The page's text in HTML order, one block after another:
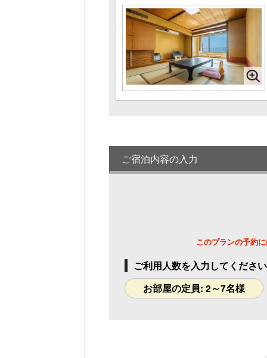
ご宿泊内容の入力
このプランの予約
ご利用人数を入力してくださ
お部屋の定員: 2～7名様